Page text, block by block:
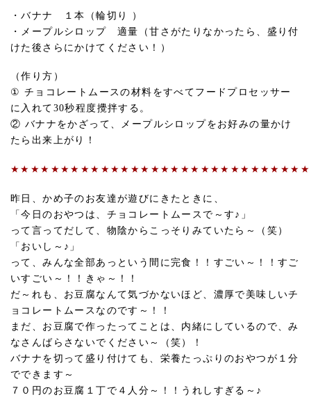
・バナナ １本（輪切り ）
・メープルシロップ 適量（甘さがたりなかったら、盛り付
けた後さらにかけてください！）
（作り方）
① チョコレートムースの材料をすべてフードプロセッサー
に入れて30秒程度攪拌する。
② バナナをかざって、メープルシロップをお好みの量かけ
たら出来上がり！
昨日、かめ子のお友達が遊びにきたときに、
「今日のおやつは、チョコレートムースで～す♪」
って言ってだして、物陰からこっそりみていたら～（笑）
「おいし～♪」
って、みんな全部あっという間に完食！！すごい～！！すご
いすごい～！！きゃ～！！
だ～れも、お豆腐なんて気づかないほど、濃厚で美味しいチ
ョコレートムースなのです～！！
まだ、お豆腐で作ったってことは、内緒にしているので、み
なさんばらさないでください～（笑）！
バナナを切って盛り付けても、栄養たっぷりのおやつが１分
でできます～
７０円のお豆腐１丁で４人分～！！うれしすぎる～♪